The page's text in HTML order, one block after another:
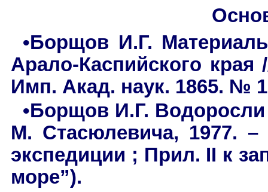
•Борщов И.Г.
Арало-Каспийского
Имп. Акад. наук. 1865. №
•Борщов И.Г.
М. Стасюлевича, 1977.
экспедиции ; Прил. II к
море”).